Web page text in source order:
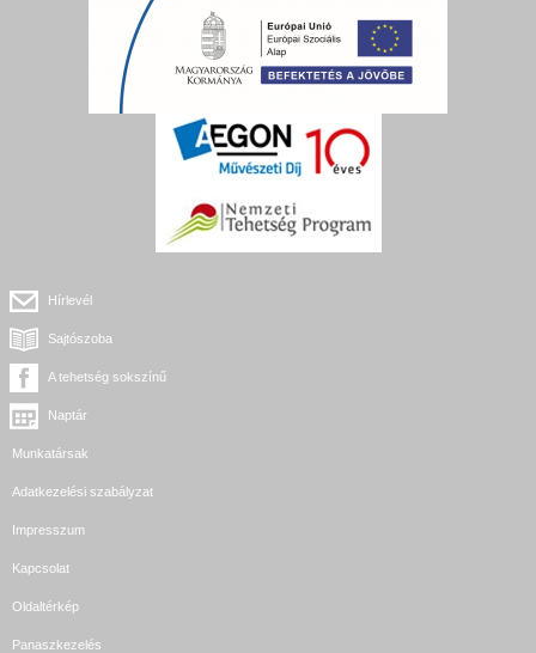
Hírlevél
Sajtószoba
A tehetség sokszínű
Naptár
Munkatársak
Adatkezelési szabályzat
Impresszum
Kapcsolat
Oldaltérkép
Panaszkezelés